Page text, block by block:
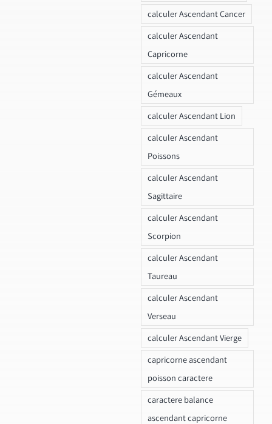
calculer Ascendant Cancer
calculer Ascendant
Capricorne
calculer Ascendant
Gémeaux
calculer Ascendant Lion
calculer Ascendant
Poissons
calculer Ascendant
Sagittaire
calculer Ascendant
Scorpion
calculer Ascendant
Taureau
calculer Ascendant
Verseau
calculer Ascendant Vierge
capricorne ascendant
poisson caractere
caractere balance
ascendant capricorne